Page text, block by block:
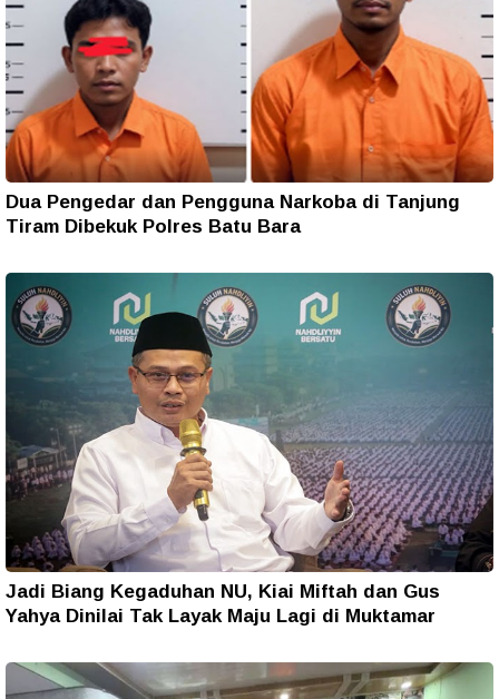
Dua Pengedar dan Pengguna Narkoba di Tanjung
Tiram Dibekuk Polres Batu Bara
Jadi Biang Kegaduhan NU, Kiai Miftah dan Gus
Yahya Dinilai Tak Layak Maju Lagi di Muktamar